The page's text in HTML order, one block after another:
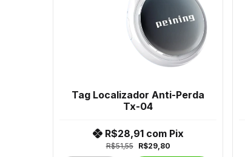
Tag Localizador Anti-Perda
Tx-04
R$51,55 R$29,80
R$28,91 com Pix